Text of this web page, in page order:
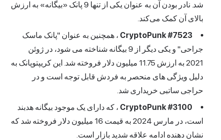
شد. نادر بودن آن به عنوان یکی از تنها 9 پانک «بیگانه» به ارزش
بالای آن کمک می‌کند.
CryptoPunk #7523 ، همچنین به عنوان "پانک ماسک
جراحی" و یکی دیگر از 9 بیگانه شناخته می شود، در ژوئن
2021 به ارزش 11.75 میلیون دلار فروخته شد. این کریپتوپانک به
دلیل ویژگی های منحصر به فردش قابل توجه است و در
حراجی ساتبی خریداری شد.
CryptoPunk #3100 ، که دارای یک موجود بیگانه هدبند
است، در مارس 2024 به قیمت 16 میلیون دلار فروخته شد که
نشان دهنده ادامه علاقه شدید بازار است.